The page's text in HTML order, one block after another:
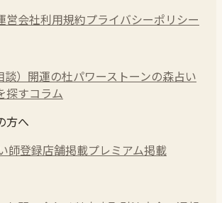
営会社利用規約プライバシーポリシー
） 開運の杜パワーストーンの森占い
探すコラム
方へ
師登録店舗掲載プレミアム掲載